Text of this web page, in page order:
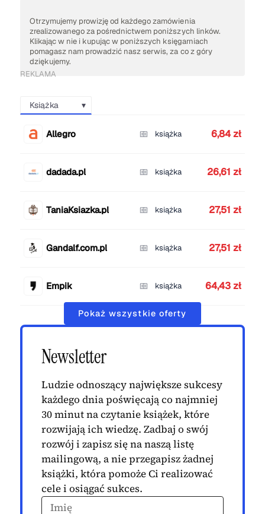
Otrzymujemy prowizję od każdego zamówienia
zrealizowanego za pośrednictwem poniższych linków.
Klikając w nie i kupując w poniższych księgarniach
pomagasz nam prowadzić nasz serwis, za co z góry
dziękujemy.
REKLAMA
Książka
Allegro książka 6,84 zł
dadada.pl książka 26,61 zł
TaniaKsiazka.pl książka 27,51 zł
Gandalf.com.pl książka 27,51 zł
Empik książka 64,43 zł
Pokaż wszystkie oferty
Newsletter
Ludzie odnoszący największe sukcesy
każdego dnia poświęcają co najmniej
30 minut na czytanie książek, które
rozwijają ich wiedzę. Zadbaj o swój
rozwój i zapisz się na naszą listę
mailingową, a nie przegapisz żadnej
książki, która pomoże Ci realizować
cele i osiągać sukces.